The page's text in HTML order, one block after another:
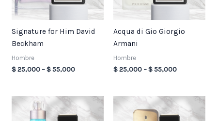
Signature for Him David
Beckham
Hombre
$25,000 –$55,000
Acqua di Gio Giorgio
Armani
Hombre
$25,000 –$55,000
Price
$ 25,000
Price
$ 25,000